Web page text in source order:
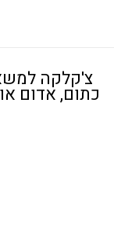
כתום, אדום